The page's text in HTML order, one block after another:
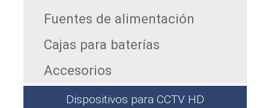
Fuentes de alimentación
Cajas para baterías
Accesorios
Dispositivos para CCTV HD